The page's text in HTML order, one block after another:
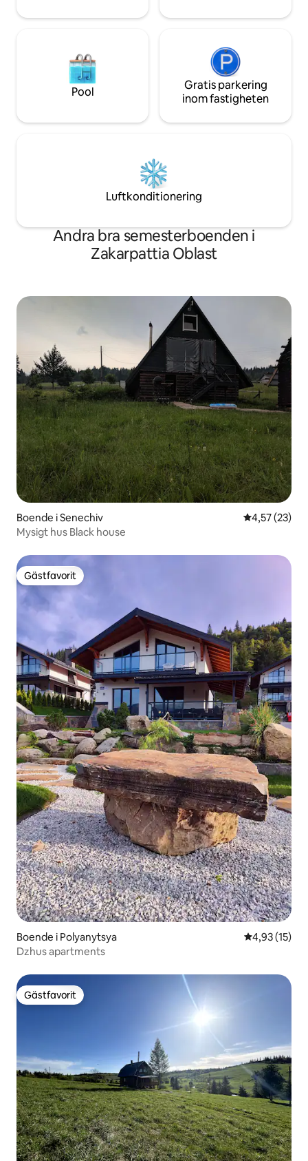
Pool
Gratis parkering
inom fastigheten
Luftkonditionering
Andra bra semesterboenden i
Zakarpattia Oblast
Boende i Senechiv 4,57 av 5 i
4,57 (23)
Mysigt hus Black house
Gästfavorit
Gästfavorit
Boende i Polyanytsya 4,93 av 5 i
4,93 (15)
Dzhus apartments
Gästfavorit
Gästfavorit